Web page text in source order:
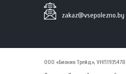
zakaz@vsepolezno.by
ООО «Бионик Трейд»,